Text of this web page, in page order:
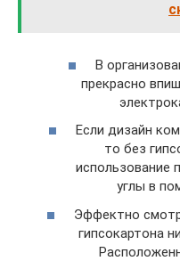
В
прекрасно
Если дизайн
то без
использование
углы в
Эффектно
гипсокартона